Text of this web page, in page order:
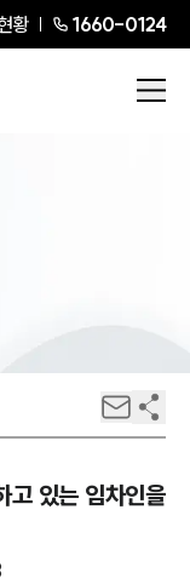
황 1660-0124
고 있는 임차인을